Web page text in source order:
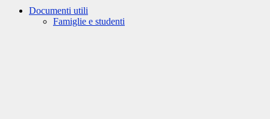
Documenti utili
Famiglie e studenti